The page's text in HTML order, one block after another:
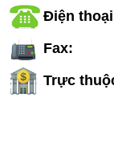
Điện
Fax:
Trực